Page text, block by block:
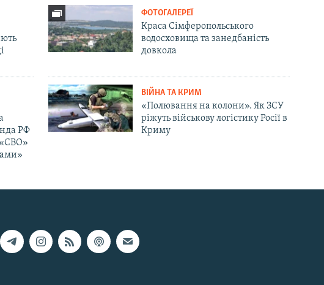
ФОТОГАЛЕРЕЇ
Краса Сімферопольського
водосховища та занедбаність
довкола
РФ
ВІЙНА ТА КРИМ
«Полювання на колони». Як ЗСУ
ріжуть військову логістику Росії в
Криму